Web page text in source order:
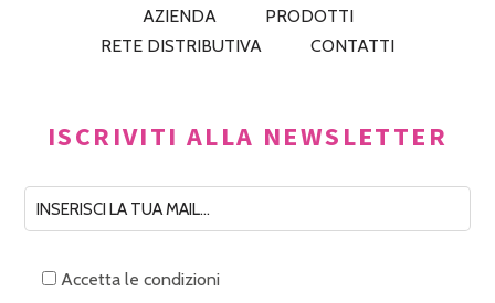
AZIENDA
PRODOTTI
RETE DISTRIBUTIVA
CONTATTI
ISCRIVITI ALLA NEWSLETTER
Accetta le condizioni